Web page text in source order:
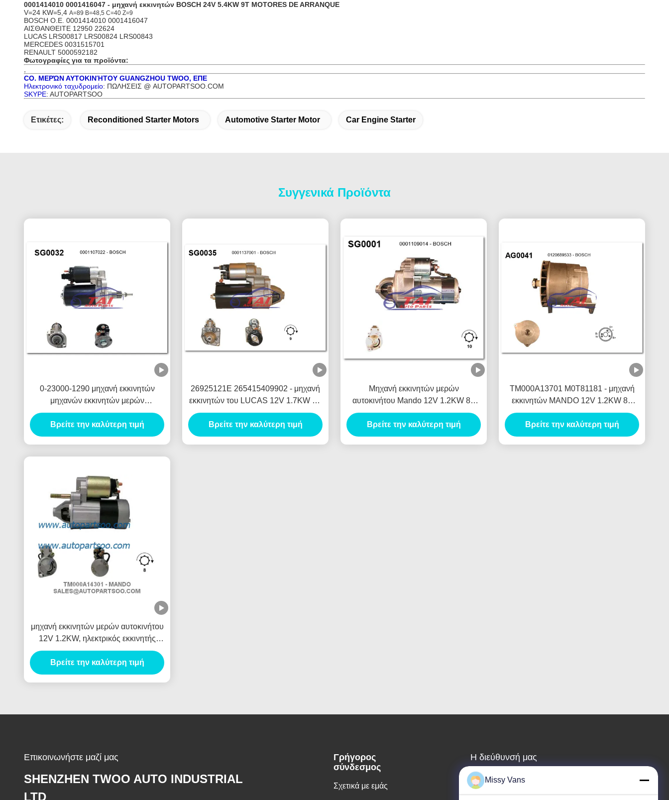
0001414010 0001416047 - μηχανή εκκινητών BOSCH 24V 5.4KW 9T MOTORES DE ARRANQUE
V=24 KW=5,4 A=89 B=48,5 C=40 Z=9
BOSCH O.E. 0001414010 0001416047
ΑΙΣΘΑΝΘΕΙΤΕ 12950 22624
LUCAS LRS00817 LRS00824 LRS00843
MERCEDES 0031515701
RENAULT 5000592182
Φωτογραφίες για τα προϊόντα:
CO. ΜΕΡΏΝ ΑΥΤΟΚΙΝΉΤΟΥ GUANGZHOU TWOO, ΕΠΕ
Ηλεκτρονικό ταχυδρομείο: ΠΩΛΗΣΕΙΣ @ AUTOPARTSOO.COM
SKYPE: AUTOPARTSOO
Ετικέτες: Reconditioned Starter Motors Automotive Starter Motor Car Engine Starter
Συγγενικά Προϊόντα
0-23000-1290 μηχανή εκκινητών
μηχανών εκκινητών μερών
αυτοκινήτου 0-23000-1292 NIKKO
24V 5.5KW 11T Motores de Arranque
Βρείτε την καλύτερη τιμή
26925121E 265415409902 - μηχανή
εκκινητών του LUCAS 12V 1.7KW 8T
MOTORES DE ARRANQUE
Βρείτε την καλύτερη τιμή
Μηχανή εκκινητών μερών
αυτοκινήτου Mando 12V 1.2KW 8T
Motores de Arranque
Βρείτε την καλύτερη τιμή
TM000A13701 M0T81181 - μηχανή
εκκινητών MANDO 12V 1.2KW 8T
MOTORES DE ARRANQUE
Βρείτε την καλύτερη τιμή
μηχανή εκκινητών μερών αυτοκινήτου
12V 1.2KW, ηλεκτρικός εκκινητής
αυτοκινήτων 8T Anlasser
Βρείτε την καλύτερη τιμή
Επικοινωνήστε μαζί μας
SHENZHEN TWOO AUTO INDUSTRIAL
LTD
Γρήγορος
σύνδεσμος
Σχετικά με εμάς
Η διεύθυνσή μας
Διεύθυνση επιχείρησης
αριθ. 8028, Jincheng Industrial Center, South Lixin Rd,
Missy Vans